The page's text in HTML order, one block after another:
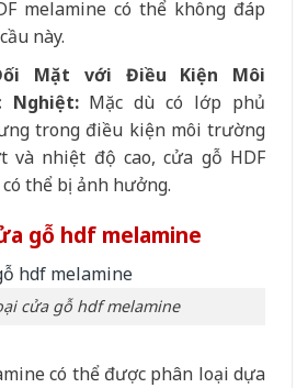
melamine có thể không đáp
này.
Mặt với Điều Kiện Môi
Nghiệt:Mặc dù có lớp phủ
trong điều kiện môi trường
và nhiệt độ cao, cửa gỗ HDF
thể bị ảnh hưởng.
gỗ hdf melamine
cửa gỗ hdf melamine
có thể được phân loại dựa